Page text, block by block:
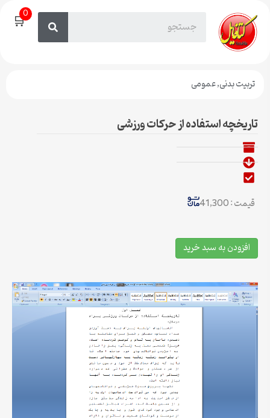
🛒0
تربیت بدنی,عمومی
تاریخچه استفاده از حرکات ورزشی
قیمت : 41,300
افزودن به سبد خرید